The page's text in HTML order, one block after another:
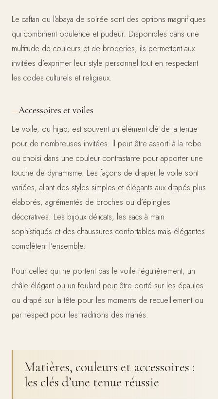
Le caftan ou l’abaya de soirée sont des options magnifiques
qui combinent opulence et pudeur. Disponibles dans une
multitude de couleurs et de broderies, ils permettent aux
invitées d’exprimer leur style personnel tout en respectant
les codes culturels et religieux.
Accessoires et voiles
Le voile, ou hijab, est souvent un élément clé de la tenue
pour de nombreuses invitées. Il peut être assorti à la robe
ou choisi dans une couleur contrastante pour apporter une
touche de dynamisme. Les façons de draper le voile sont
variées, allant des styles simples et élégants aux drapés plus
élaborés, agrémentés de broches ou d’épingles
décoratives. Les bijoux délicats, les sacs à main
sophistiqués et des chaussures confortables mais élégantes
complètent l’ensemble.
Pour celles qui ne portent pas le voile régulièrement, un
châle élégant ou un foulard peut être porté sur les épaules
ou drapé sur la tête pour les moments de recueillement ou
par respect pour les traditions des mariés.
Matières, couleurs et accessoires :
les clés d’une tenue réussie